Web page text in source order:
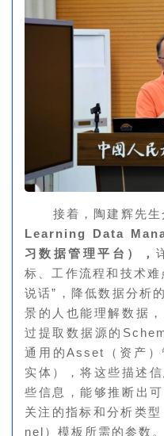
接着，陶建辉先
Learning Data
习数据管理平台），
标、工作流程和技术难
说话”，降低数据分析
景的人也能理解数据
过提取数据源的
通用的Asset（资产）
实体），将这些描述
些信息，能够推断出
关注的指标和分析类
nel）模板所需的参数。